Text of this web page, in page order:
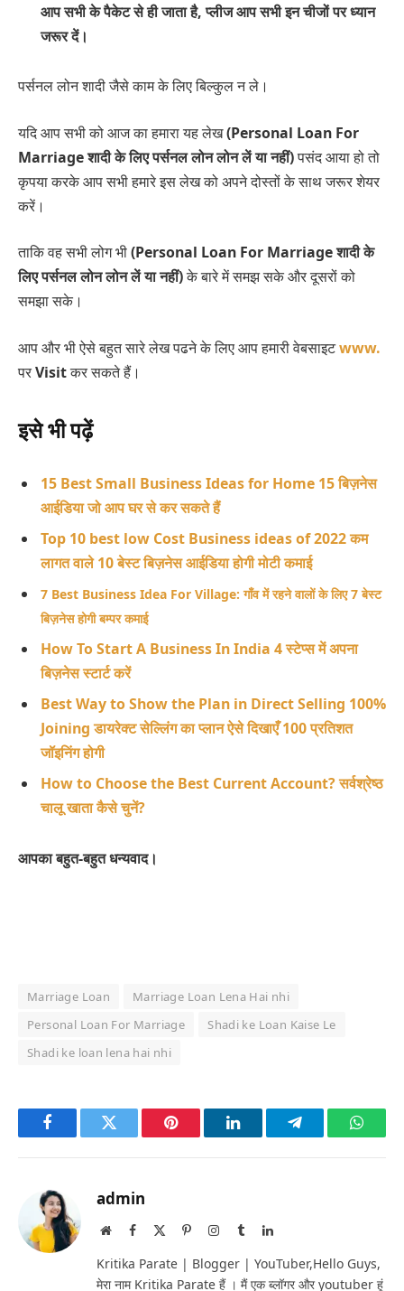
आप सभी के पैकेट से ही जाता है, प्लीज आप सभी इन चीजों पर ध्यान
जरूर दें।
पर्सनल लोन शादी जैसे काम के लिए बिल्कुल न ले।
यदि आप सभी को आज का हमारा यह लेख(Personal Loan For
Marriage शादी के लिए पर्सनल लोन लोन लें या नहीं)पसंद आया हो तो
कृपया करके आप सभी हमारे इस लेख को अपने दोस्तों के साथ जरूर शेयर
करें।
ताकि वह सभी लोग भी(Personal Loan For Marriage शादी के
लिए पर्सनल लोन लोन लें या नहीं)के बारे में समझ सके और दूसरों को
समझा सके।
आप और भी ऐसे बहुत सारे लेख पढने के लिए आप हमारी वेबसाइटwww.
परVisitकर सकते हैं।
इसे भी पढ़ें
15 Best Small Business Ideas for Home 15 बिज़नेस
आईडिया जो आप घर से कर सकते हैं
Top 10 best low Cost Business ideas of 2022 कम
लागत वाले 10 बेस्ट बिज़नेस आईडिया होगी मोटी कमाई
7 Best Business Idea For Village: गाँव में रहने वालों के लिए 7 बेस्ट
बिज़नेस होगी बम्पर कमाई
How To Start A Business In India 4 स्टेप्स में अपना
बिज़नेस स्टार्ट करें
Best Way to Show the Plan in Direct Selling 100%
Joining डायरेक्ट सेल्लिंग का प्लान ऐसे दिखाएँ 100 प्रतिशत
जॉइनिंग होगी
How to Choose the Best Current Account? सर्वश्रेष्ठ
चालू खाता कैसे चुनें?
आपका बहुत-बहुत धन्यवाद।
Marriage Loan
Marriage Loan Lena Hai nhi
Personal Loan For Marriage
Shadi ke Loan Kaise Le
Shadi ke loan lena hai nhi
FacebookTwitter Pinterest LinkedInTelegram
admin
WebsiteFacebook PinterestInstagram
TumblrLinkedIn
Kritika Parate | Blogger | YouTuber,Hello Guys,
मेरा नाम Kritika Parate हैं । मैं एक ब्लॉगर और youtuber हूं